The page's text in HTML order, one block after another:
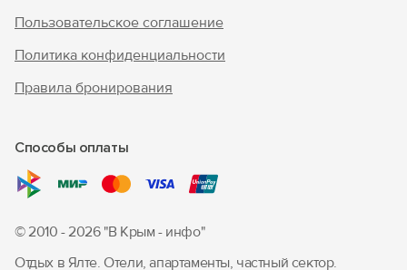
Пользовательское соглашение
Политика конфиденциальности
Правила бронирования
Способы оплаты
© 2010 - 2026 "В Крым - инфо"
Отдых в Ялте. Отели, апартаменты, частный сектор.